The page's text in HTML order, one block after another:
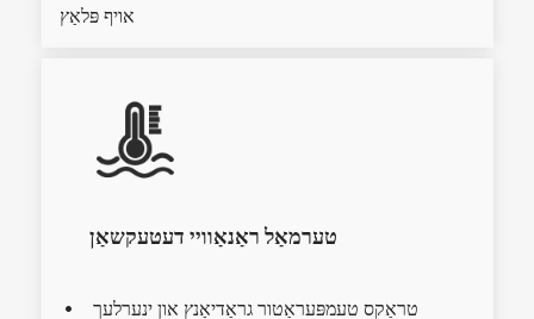
אויף פּלאַץ
טערמאַל ראַנאַוויי דעטעקשאַן
